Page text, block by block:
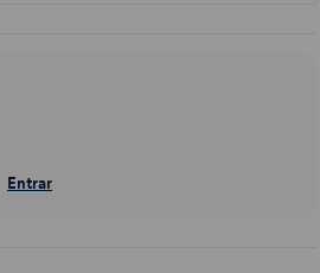
Entrar